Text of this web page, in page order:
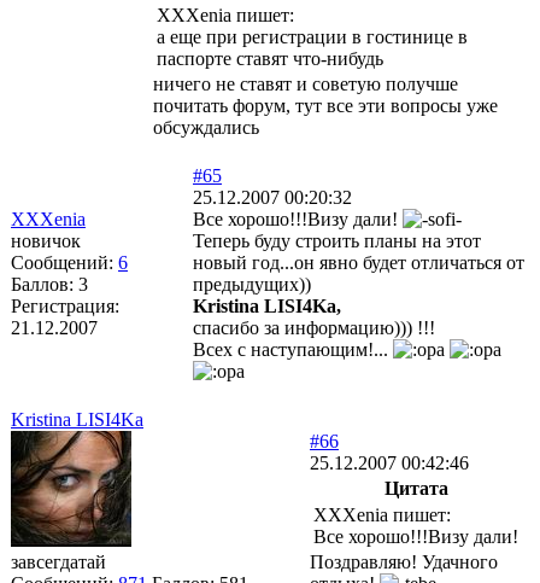
XXXenia пишет:
а еще при регистрации в гостинице в
паспорте ставят что-нибудь
ничего не ставят и советую получше
почитать форум, тут все эти вопросы уже
обсуждались
XXXenia
новичок
Сообщений: 6
Баллов: 3
Регистрация:
21.12.2007
#65
25.12.2007 00:20:32
Все хорошо!!!Визу дали!
Теперь буду строить планы на этот
новый год...он явно будет отличаться от
предыдущих))
Kristina LISI4Ka,
спасибо за информацию))) !!!
Всех с наступающим!...
Kristina LISI4Ka
завсегдатай
#66
25.12.2007 00:42:46
Цитата
XXXenia пишет:
Все хорошо!!!Визу дали!
Поздравляю! Удачного